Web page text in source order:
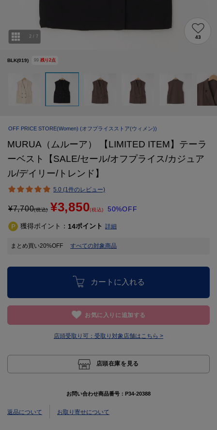
BLK(019) 99 残り 2点
2 / 7 43
OFF PRICE STORE(Women) (オフプライスストア(ウィメン))
MURUA（ムルーア） 【LIMITED ITEM】テーラ
ーベスト【SALE/セール/オフプライス/カジュア
ル/デイリー/トレンド】
5.0 (1件のレビュー)
¥7,700(税込) ¥3,850(税込) 50%OFF
獲得ポイント： 14ポイント 詳細
まとめ買い20%OFF すべての対象商品
カートに入れる
お気に入りに追加する
店頭受取り可： 受取り対象店舗はこちら >
店頭在庫を見る
お問い合わせ商品番号： P34-20388
返品について お取り寄せについて